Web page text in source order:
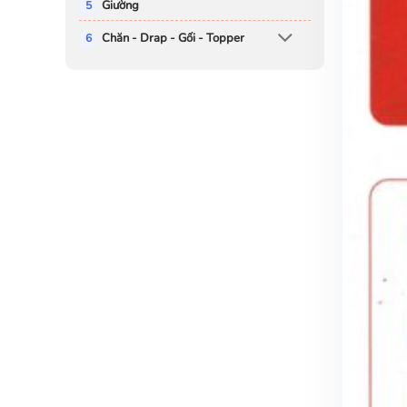
Giường
Chăn - Drap - Gối - Topper